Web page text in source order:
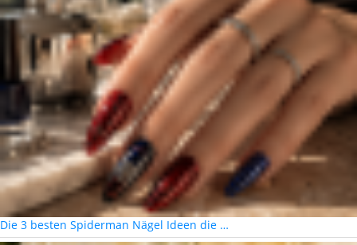
Die 3 besten Spiderman Nägel Ideen die …